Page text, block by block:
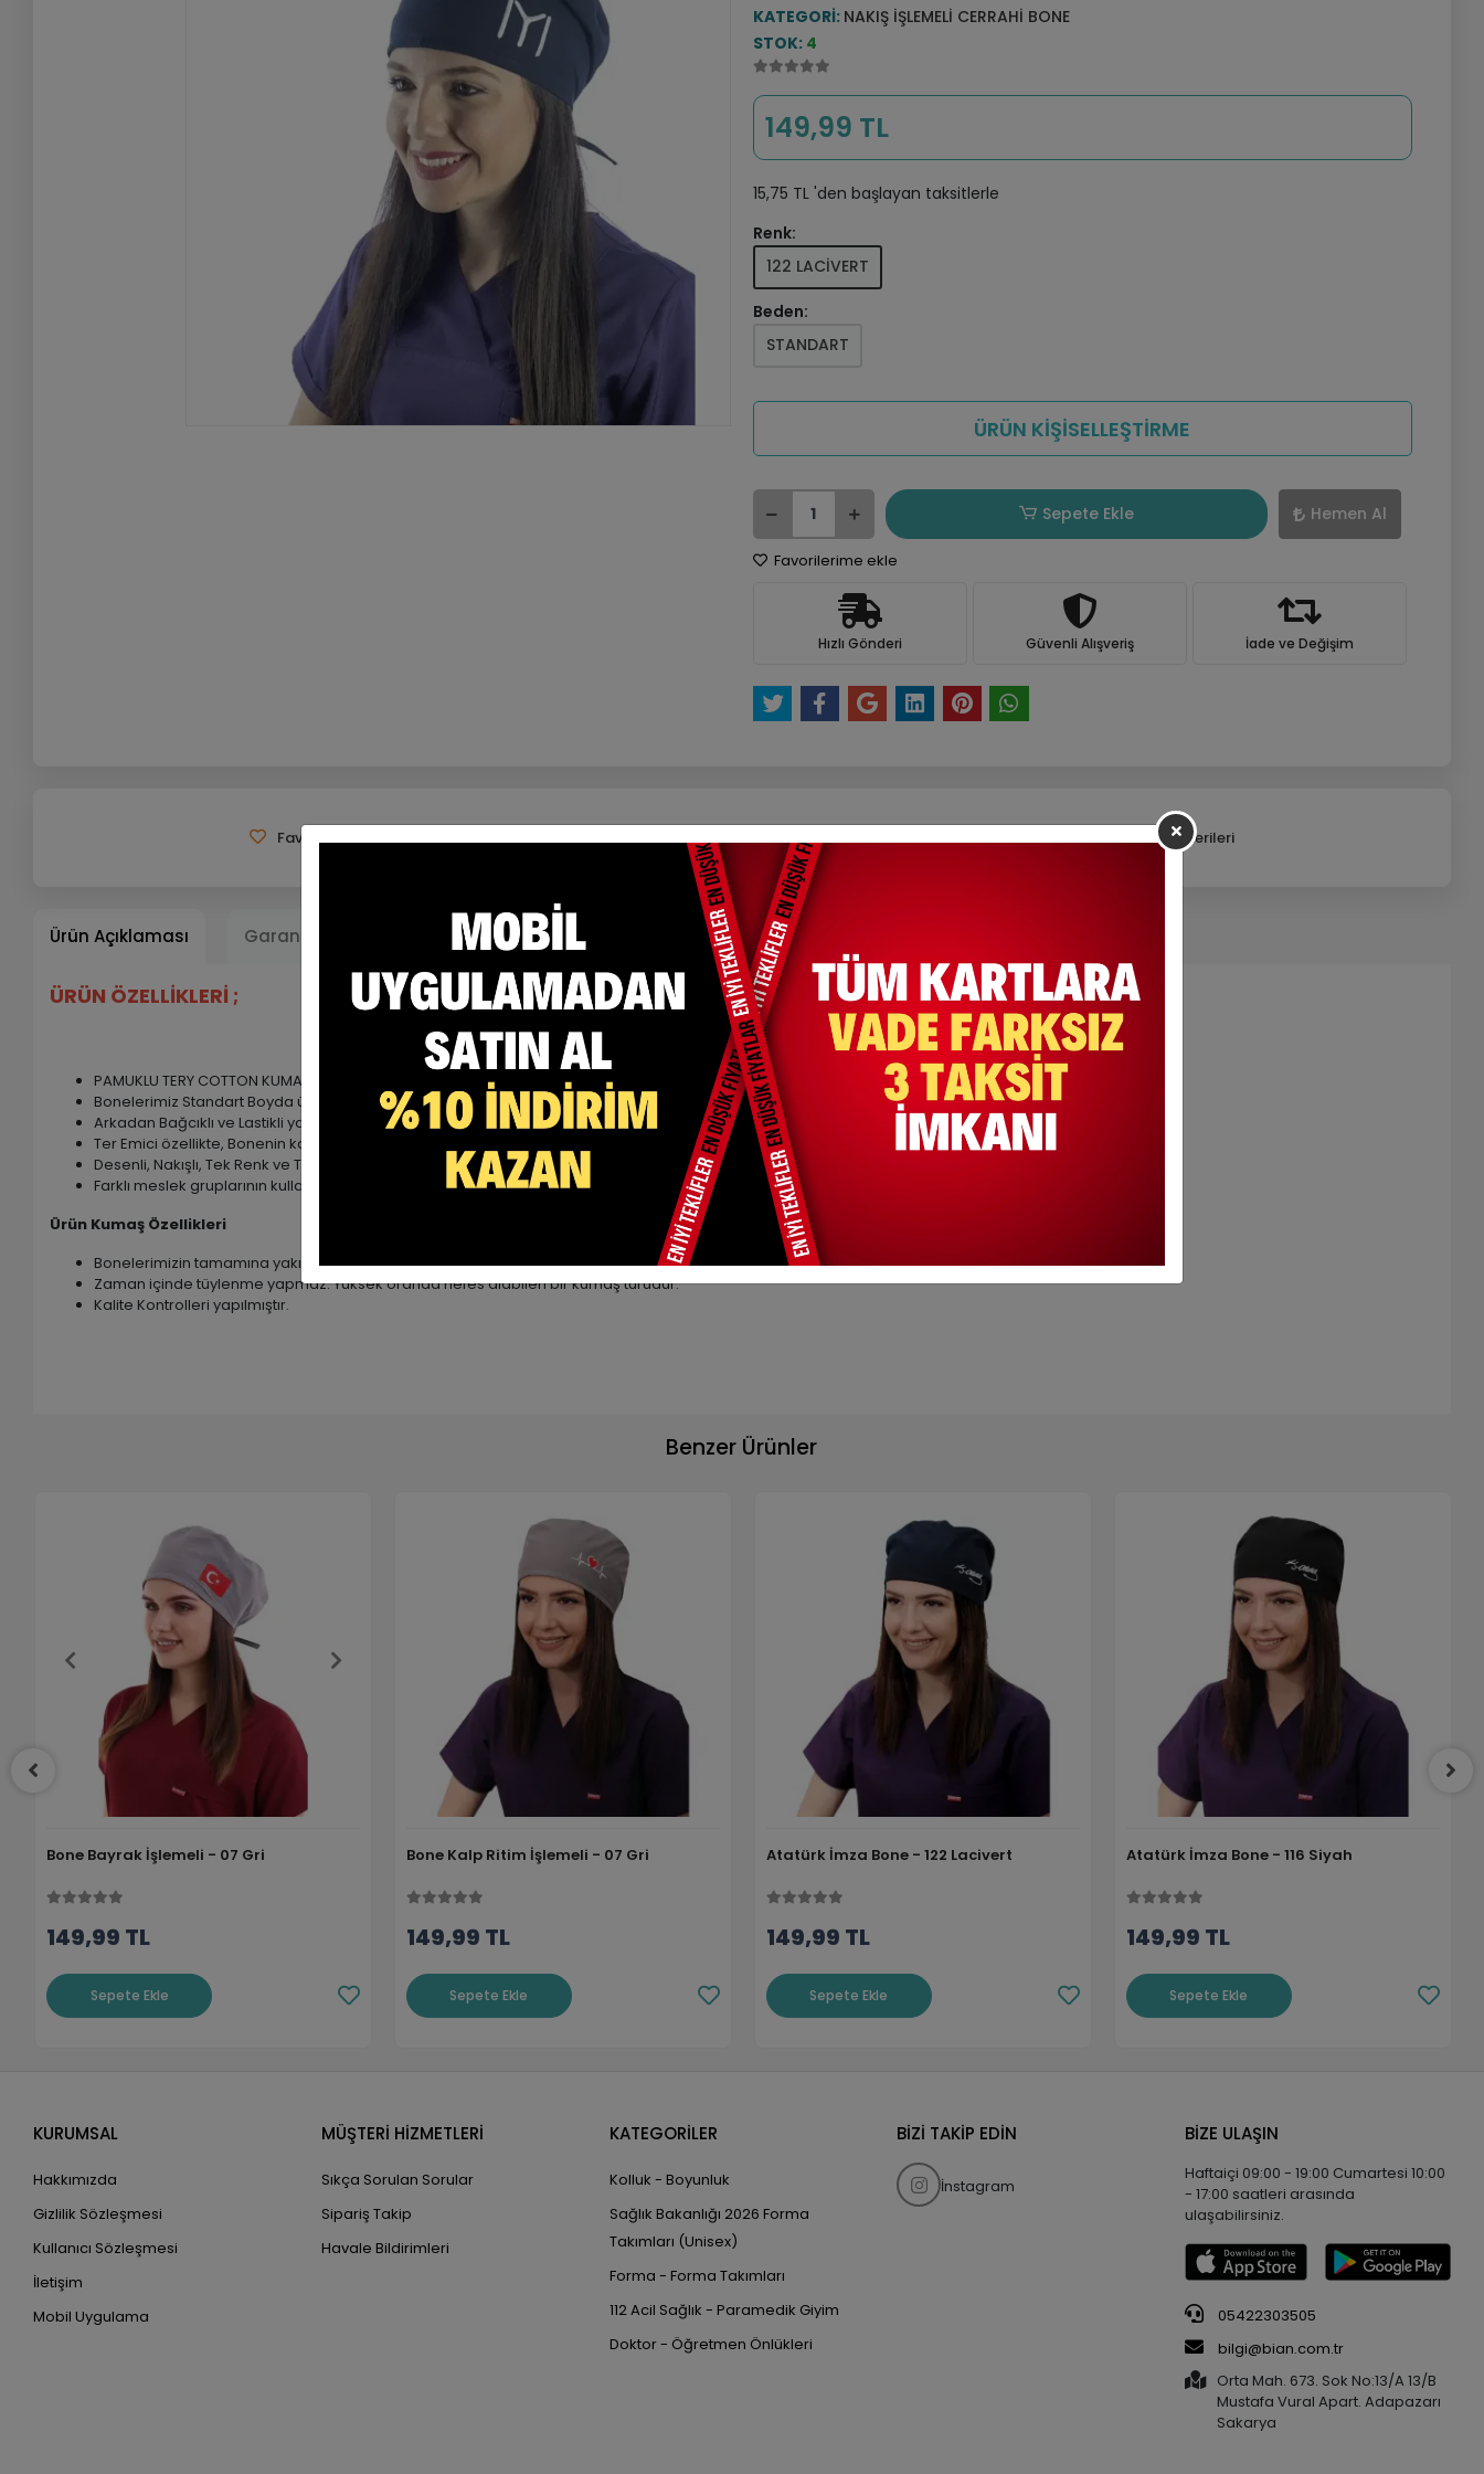
KATEGORI: NAKIŞ İŞLEMELI CERRAHI BONE
STOK: 4
149,99 TL
15,75 TL 'den başlayan taksitlerle
Renk:
122 LACİVERT
Beden:
STANDART
ÜRÜN KİŞİSELLEŞTİRME
Sepete Ekle Hemen Al
Favorilerime ekle
Hızlı Gönderi Güvenli Alışveriş İade ve Değişim
Favorilerime Ekle Tavsiye Et Yorum Yaz Karşılaştır Fiyat Alarmı Telefonla Sipariş Ürün Önerileri
Ürün Açıklaması Garanti ve Teslimat Taksit Seçenekleri Yorumlar
ÜRÜN ÖZELLİKLERİ ;
PAMUKLU TERY COTTON KUMAŞTIR. ( %60 Pamuk , %35 poly, %5 Lycra )
Bonelerimiz Standart Boyda üretilmektedir.
Arkadan Bağcıklı ve Lastikli yapıya sahiptir. Kafanızdan düşme yada kayma yapmaz.
Ter Emici özellikte, Bonenin kaymasını engelleyen ve Alında iz yapmasının önüne geçen bant bulunmaktadır.
Desenli, Nakışlı, Tek Renk ve Tesettür Bone modellerimiz mevcuttur.
Farklı meslek gruplarının kullanımına uygundur.
Ürün Kumaş Özellikleri
Bonelerimizin tamamına yakını TerryCotton kumaştan üretilmektedir.
Zaman içinde tüylenme yapmaz. Yüksek oranda nefes alabilen bir kumaş türüdür.
Kalite Kontrolleri yapılmıştır.
Benzer Ürünler
Bone Bayrak İşlemeli - 07 Gri
149,99 TL
Sepete Ekle
Bone Kalp Ritim İşlemeli - 07 Gri
149,99 TL
Sepete Ekle
Atatürk İmza Bone - 122 Lacivert
149,99 TL
Sepete Ekle
Atatürk İmza Bone - 116 Siyah
149,99 TL
Sepete Ekle
KURUMSAL
Hakkımızda
Gizlilik Sözleşmesi
Kullanıcı Sözleşmesi
İletişim
Mobil Uygulama
MÜŞTERİ HİZMETLERİ
Sıkça Sorulan Sorular
Sipariş Takip
Havale Bildirimleri
KATEGORİLER
Kolluk - Boyunluk
Sağlık Bakanlığı 2026 Forma
Takımları (Unisex)
Forma - Forma Takımları
112 Acil Sağlık - Paramedik Giyim
Doktor - Öğretmen Önlükleri
BİZİ TAKİP EDİN
İnstagram
BİZE ULAŞIN
Haftaiçi 09:00 - 19:00 Cumartesi 10:00
- 17:00 saatleri arasında
ulaşabilirsiniz.
05422303505
bilgi@bian.com.tr
Orta Mah. 673. Sok No:13/A 13/B
Mustafa Vural Apart. Adapazarı
Sakarya